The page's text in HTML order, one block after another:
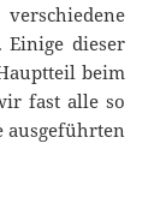
dieser
beim
fast alle so
ausgeführten